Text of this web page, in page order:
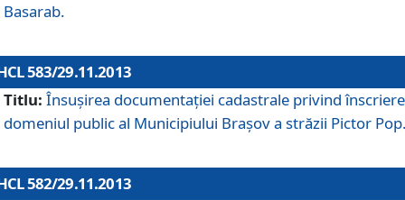
Basarab.
583/29.11.2013
Titlu: Însuşirea documentaţiei cadastrale privind
domeniul public al Municipiului Braşov a străzii Pictor
582/29.11.2013